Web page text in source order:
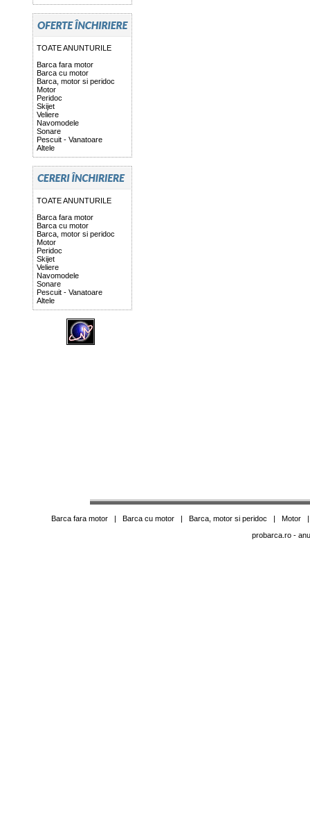
TOATE ANUNTURILE
Barca fara motor
Barca cu motor
Barca, motor si peridoc
Motor
Peridoc
Skijet
Veliere
Navomodele
Sonare
Pescuit - Vanatoare
Altele
TOATE ANUNTURILE
Barca fara motor
Barca cu motor
Barca, motor si peridoc
Motor
Peridoc
Skijet
Veliere
Navomodele
Sonare
Pescuit - Vanatoare
Altele
Barca fara motor| Barca cu motor| Barca, motor si peridoc | Motor
probarca.ro-